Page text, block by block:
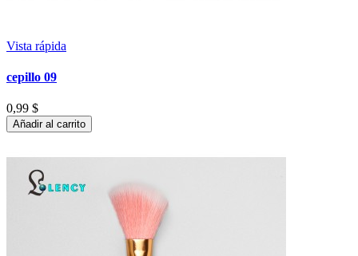
Vista rápida
cepillo 09
0,99 $
Añadir al carrito